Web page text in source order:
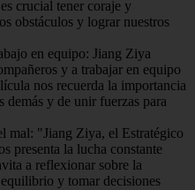
crucial tener coraje y
obstáculos y lograr nuestros
en equipo: Jiang Ziya
y a trabajar en equipo
nos recuerda la importancia
demás y de unir fuerzas para
mal: "Jiang Ziya, el Estratégico
presenta la lucha constante
a reflexionar sobre la
y tomar decisiones